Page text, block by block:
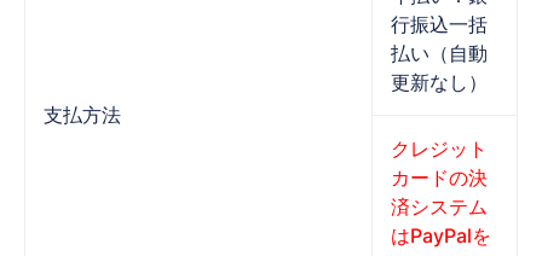
支払方法
行振込一括
払い（自動
更新なし）
クレジット
カードの決
済システム
はPayPalを